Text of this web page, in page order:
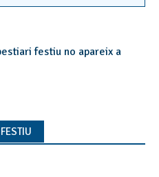
festiu no apareix a